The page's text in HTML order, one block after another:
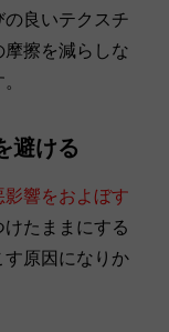
の良いテクスチ
擦を減らしな
避ける
影響をおよぼす
けたままにする
す原因になりか